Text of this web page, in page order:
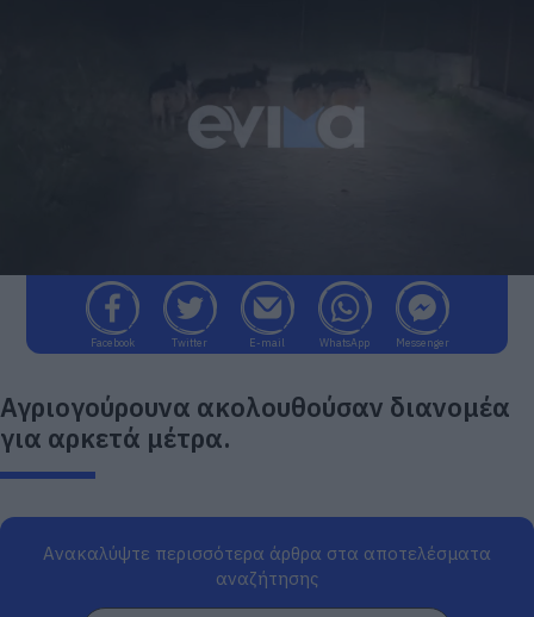
Facebook Twitter E-mail WhatsApp Messenger
Αγριογούρουνα ακολουθούσαν διανομέα
για αρκετά μέτρα.
Ανακαλύψτε περισσότερα άρθρα στα αποτελέσματα
αναζήτησης